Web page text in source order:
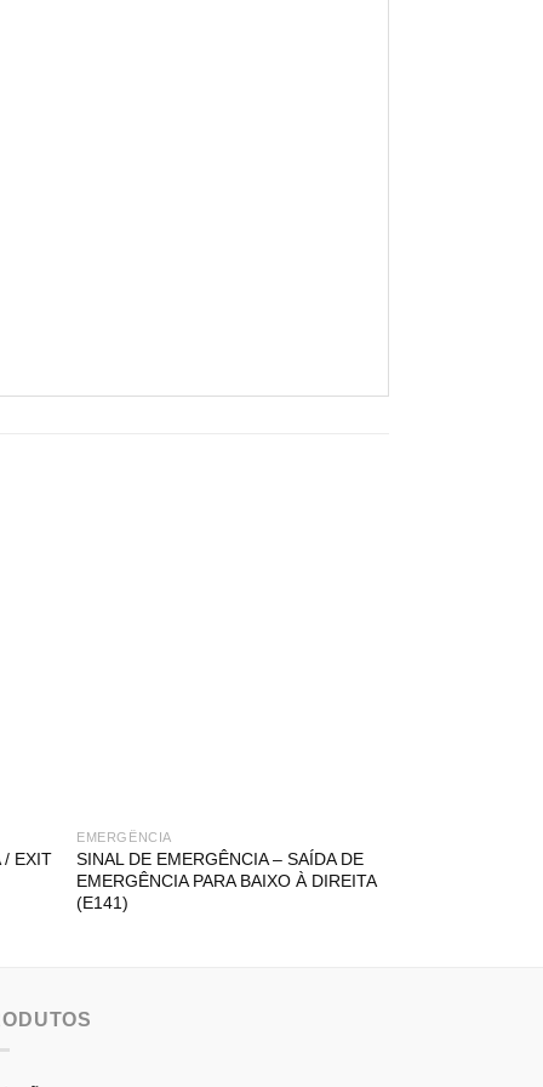
/ EXIT
EMERGÊNCIA
SINAL DE EMERGÊNCIA – SAÍDA DE
EMERGÊNCIA PARA BAIXO À DIREITA
(E141)